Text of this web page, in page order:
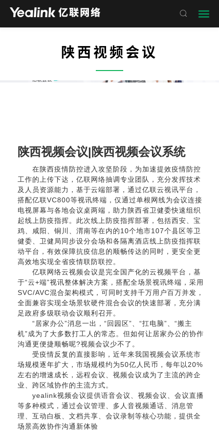

陕西视频会议
——
陕西视频会议|陕西视频会议系统
在陕西疫情防控进入攻坚阶段，为加速提效疫情防控
工作的上传下达，亿联网络抽调专业团队，充分发挥技术
及人员资源能力，基于云端部署，通过亿联云视讯平台 ，
搭配亿联VC800等视讯终端，仅通过单根网线为会议连接
电视屏幕与各地会议桌两端，助力陕西省卫健委快速组织
起线上防疫指挥。此次线上防疫指挥部署，包括西安、宝
鸡、咸阳、铜川、渭南等在内的10个地市107个县区等卫
健委、卫健局同步设分会场和各隔离酒店线上防疫指挥联
动平台，有效保障抗疫信息的顺畅传达的同时，更安全更
高效地实现全省疫情联防联控。
亿联网络云视频会议是完全国产化的云视频平台，基
于“云+端”视讯整体解决方案，搭配全场景视讯终端，采用
SVC/AVC混合架构模式，可同时支持千万用户百万并发，
全面兼容实现全场景软硬件混合会议的快速部署，充分满
足政府多级联动会议顺利召开。
“居家办公”消息一出，“回园区”、“扛电脑”、“搬主
机”成为了大多数打工人的常态。但如何让居家办公的协作
沟通更便捷顺畅呢?视频会议少不了。
受疫情反复的直接影响，近年来我国视频会议系统市
场规模逐年扩大，市场规模约为50亿人民币，每年以20%
左右的增速成长，远程会议、视频会议成为了主流的跨企
业、跨区域协作的主流方式。
yealink视频会议提供语音会议、视频会议、 会议直播
等多种模式，通过会议管理、多人音视频通话、消息管
理、互动白板、文档共享、会议录制等核心功能，提供全
场景高效协作沟通新体验